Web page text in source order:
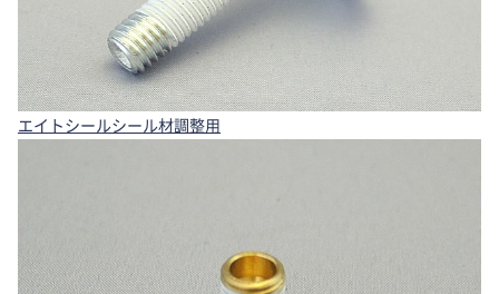
エイトシールシール材調整用